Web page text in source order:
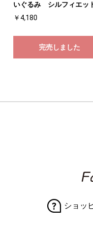
いぐるみ シルフィエッ
￥4,180
完売しました
ショッ